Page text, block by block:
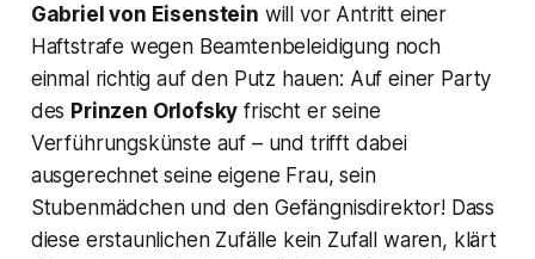
Gabriel von Eisenstein will vor Antritt einer
Haftstrafe wegen Beamtenbeleidigung noch
einmal richtig auf den Putz hauen: Auf einer Party
des Prinzen Orlofsky frischt er seine
Verführungskünste auf – und trifft dabei
ausgerechnet seine eigene Frau, sein
Stubenmädchen und den Gefängnisdirektor! Dass
diese erstaunlichen Zufälle kein Zufall waren, klärt